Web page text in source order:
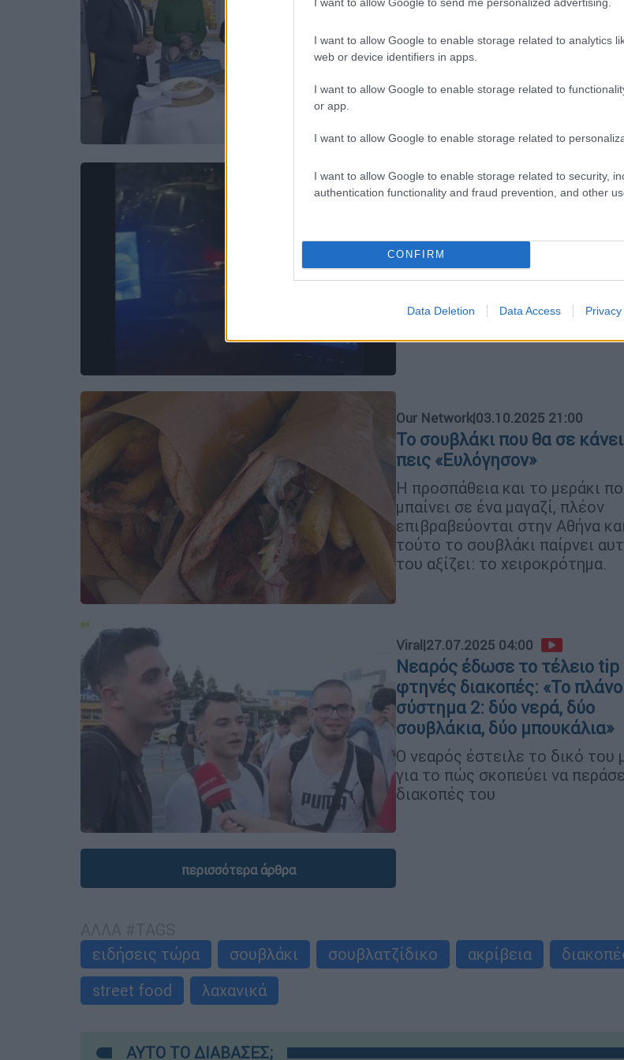
I want to allow Google to enable storage related to analytics
web or device identifiers in apps.
I want to allow Google to enable storage related to
or app.
I want to allow Google to enable storage related to
I want to allow Google to enable storage related to security,
authentication functionality and fraud prevention, and other
CONFIRM
Data Deletion Data Access
τη μεγάλη του περιοδεία στην
Αυστραλία, κερδίζοντας το
ομογένειας με τις συναυλίες
Έκλεισε τον δρόμο για να
σουβλάκια – Η φοβερή
οδηγού λεωφορείου
«Με τι πήρατε; Με πίτα που
Our Network|03.10.2025 21:00
Το σουβλάκι που θα σε
πεις «Ευλόγησον»
Η προσπάθεια και το μεράκι
μπαίνει σε ένα μαγαζί, πλέον
επιβραβεύονται στην Αθήνα
τούτο το σουβλάκι παίρνει
του αξίζει: το χειροκρότημα.
Viral|27.07.2025 04:00
Νεαρός έδωσε το τέλειο tip
φτηνές διακοπές: «Το πλάνο
σύστημα 2: δύο νερά, δύο
σουβλάκια, δύο μπουκάλια»
Ο νεαρός έστειλε το δικό του
για το πώς σκοπεύει να
διακοπές του
περισσότερα άρθρα
ειδήσεις τώρα
σουβλάκι σουβλατζίδικο ακρίβεια
street food
λαχανικά
ΑΥΤΟ ΤΟ ΔΙΑΒΑΣΕΣ;